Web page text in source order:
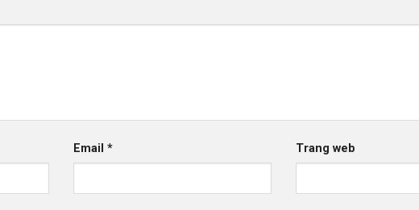
Email* Trang web